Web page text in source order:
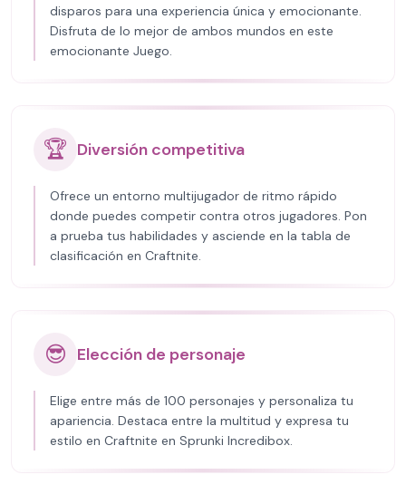
disparos para una experiencia única y emocionante.
Disfruta de lo mejor de ambos mundos en este
emocionante Juego.
🏆 Diversión competitiva
Ofrece un entorno multijugador de ritmo rápido
donde puedes competir contra otros jugadores. Pon
a prueba tus habilidades y asciende en la tabla de
clasificación en Craftnite.
😎 Elección de personaje
Elige entre más de 100 personajes y personaliza tu
apariencia. Destaca entre la multitud y expresa tu
estilo en Craftnite en Sprunki Incredibox.